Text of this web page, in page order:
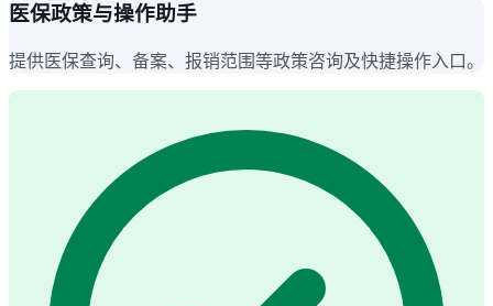
医保政策与操作助手
提供医保查询、备案、报销范围等政策咨询及快捷操作入口。